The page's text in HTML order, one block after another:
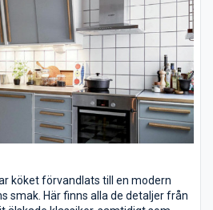
köket förvandlats till en modern
smak. Här finns alla de detaljer från